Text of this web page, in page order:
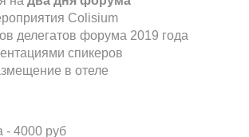
Colisium
делегатов форума 2019 года
спикеров
в отеле
- 4000 руб